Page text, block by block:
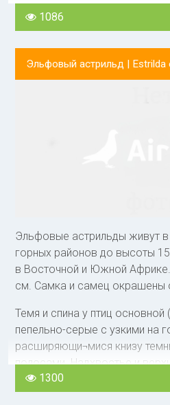
уровнем моря.
Птицы наиболее
формы населяют горные
Каме¬руна, весь Габон до
основанием, подклювье
черные.
1086
Эльфовый астрильд |
Эльфовые астрильды живут в
горных районов до высоты
в Восточной и Южной Африке.
см. Самка и самец окрашены
Темя и спина у птиц
пепельно-серые с узкими на
расширяющи¬мися книзу
полосами. Надхвостье и
ярко-красные, нижние
черные. Уздечка, борода и
1300